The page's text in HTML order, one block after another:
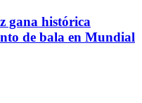
gana histórica
de bala en Mundial